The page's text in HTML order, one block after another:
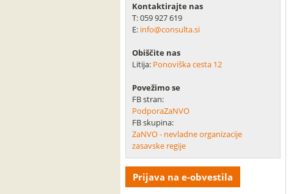
Kontaktirajte nas
T: 059 927 619
E: info@consulta.si
Obiščite nas
Litija: Ponoviška cesta 12
Povežimo se
FB stran:
PodporaZaNVO
FB skupina:
ZaNVO - nevladne organizacije
zasavske regije
Prijava na e-obvestila